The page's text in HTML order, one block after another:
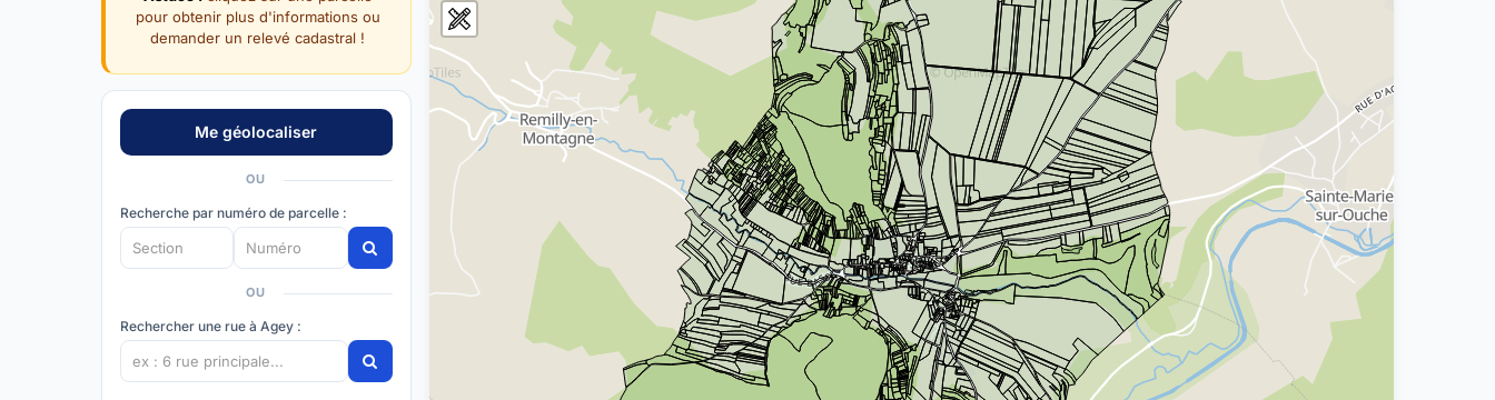
pour obtenir plus d'informations ou
demander un relevé cadastral !
OU
Recherche par numéro de parcelle :
OU
Rechercher une rue à Agey :